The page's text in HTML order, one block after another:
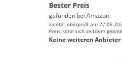
Bester Preis
gefunden bei Amazon
zuletzt überprüft am
Preis kann sich seitdem
Keine weiteren Anbieter